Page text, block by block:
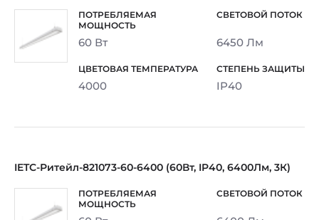
60 Вт 6450 Лм
4000 IP40
IETC-Ритейл-821073-60-6400 (60Вт, IP40, 6400Лм, 3К)